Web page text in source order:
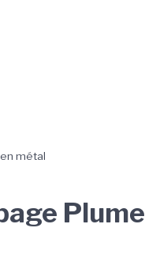
métal
Plume